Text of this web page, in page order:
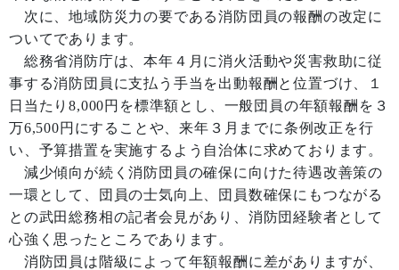
次に、地域防災力の要である消防団員の報酬の改定に
ついてであります。
総務省消防庁は、本年４月に消火活動や災害救助に従
事する消防団員に支払う手当を出動報酬と位置づけ、１
日当たり8,000円を標準額とし、一般団員の年額報酬を３
万6,500円にすることや、来年３月までに条例改正を行
い、予算措置を実施するよう自治体に求めております。
減少傾向が続く消防団員の確保に向けた待遇改善策の
一環として、団員の士気向上、団員数確保にもつながる
との武田総務相の記者会見があり、消防団経験者として
心強く思ったところであります。
消防団員は階級によって年額報酬に差がありますが、